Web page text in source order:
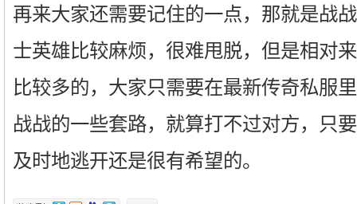
再来大家还需要记住的一点，那就是战
士英雄比较麻烦，很难甩脱，但是相对
比较多的，大家只需要在最新传奇私服
战战的一些套路，就算打不过对方，只
及时地逃开还是很有希望的。